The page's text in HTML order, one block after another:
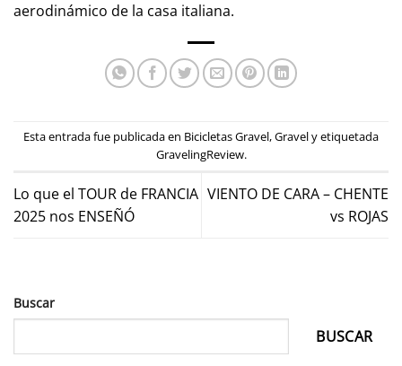
aerodinámico de la casa italiana.
Esta entrada fue publicada en Bicicletas Gravel,Gravely etiquetada
GravelingReview.
Lo que el TOUR de FRANCIA
2025 nos ENSEÑÓ
VIENTO DE CARA – CHENTE
vs ROJAS
Buscar
BUSCAR